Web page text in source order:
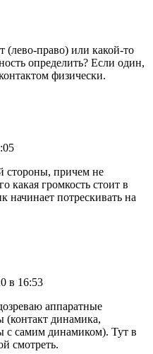
(лево-право) или какой-то
определить? Если один,
физически.
стороны, причем не
какая громкость стоит в
начинает потрескивать на
в 16:53
аппаратные
(контакт динамика,
с самим динамиком). Тут в
смотреть.